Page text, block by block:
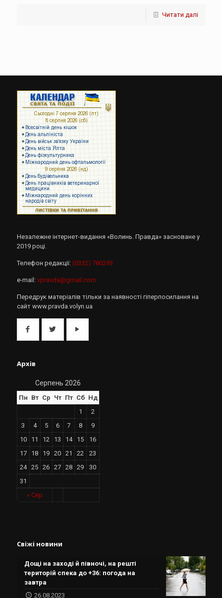
Читати далі
Незалежне інтернет-видання «Волинь. Правда» засноване у
2019 році.
Телефон редакції: (0332) 780293
e-mail: vpravda@gmail.com
Передрук матеріалів тільки за наявності гіперпосилання на
сайт www.pravda.volyn.ua
Архів
Серпень 2026
Пн Вт Ср Чт Пт Сб Нд
« Сер
1
2
3
4 5 6 7 8
9
10
11 12 13 14 15
16
17
18 19 20 21 22
23
24
25 26 27 28 29
30
31
Свіжі новини
Дощі на заході й півночі, на решті
територій спека до +36: погода на
завтра
26.08.2023